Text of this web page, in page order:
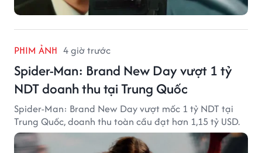
PHIM ẢNH 4 giờ trước
Spider-Man: Brand New Day vượt 1 tỷ
NDT doanh thu tại Trung Quốc
Spider-Man: Brand New Day vượt mốc 1 tỷ NDT tại
Trung Quốc, doanh thu toàn cầu đạt hơn 1,15 tỷ USD.